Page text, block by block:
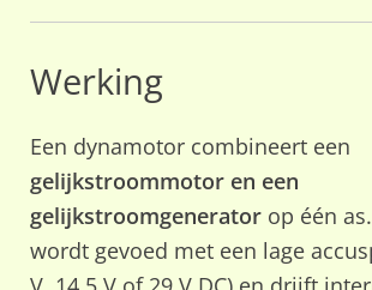
Werking
Een dynamotor combineert een
gelijkstroommotor en een
gelijkstroomgenerator op één
wordt gevoed met een lage